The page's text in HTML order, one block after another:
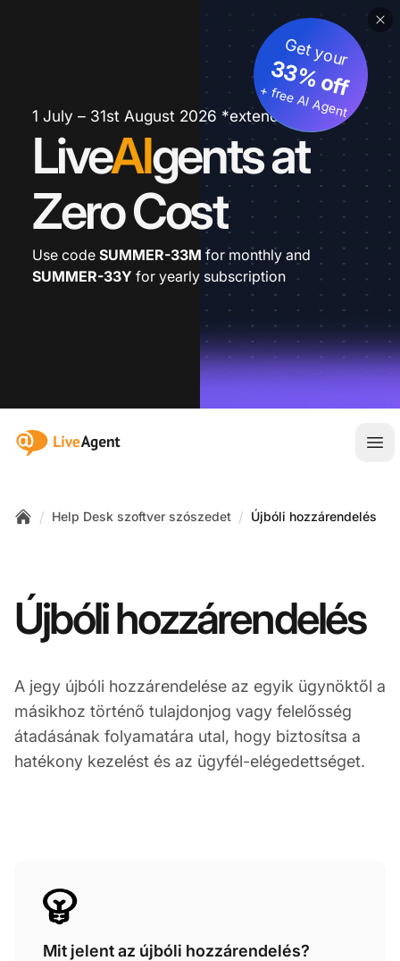
1 July – 31st August 2026 *extended
LiveAIgents at
Zero Cost
Get your
33% off
+ free AI Agent
Use code SUMMER-33M for monthly and
SUMMER-33Y for yearly subscription
:site.title
/ Help Desk szoftver szószedet / Újbóli hozzárendelés
Újbóli hozzárendelés
A jegy újbóli hozzárendelése az egyik ügynöktől a
másikhoz történő tulajdonjog vagy felelősség
átadásának folyamatára utal, hogy biztosítsa a
hatékony kezelést és az ügyfél-elégedettséget.
Mit jelent az újbóli hozzárendelés?